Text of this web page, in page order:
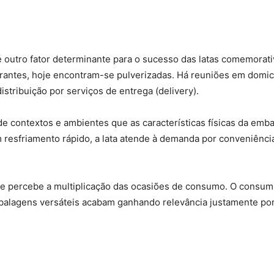
fator determinante para o sucesso das latas
hoje encontram-se pulverizadas. Há reuniões em
por serviços de entrega (delivery).
contextos e ambientes que as características físicas da
rápido, a lata atende à demanda por
percebe a multiplicação das ocasiões de consumo. O
versáteis acabam ganhando relevância justamente